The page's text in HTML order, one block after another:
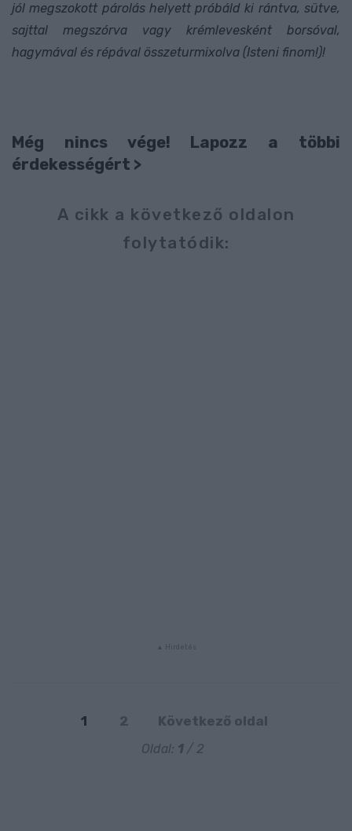
jól megszokott párolás helyett próbáld ki rántva, sütve,
sajttal megszórva vagy krémlevesként borsóval,
hagymával és répával összeturmixolva (Isteni finom!)!
Még nincs vége! Lapozz a többi
érdekességért >
A cikk a következő oldalon
folytatódik:
1 2 Következő oldal
Oldal: 1/ 2